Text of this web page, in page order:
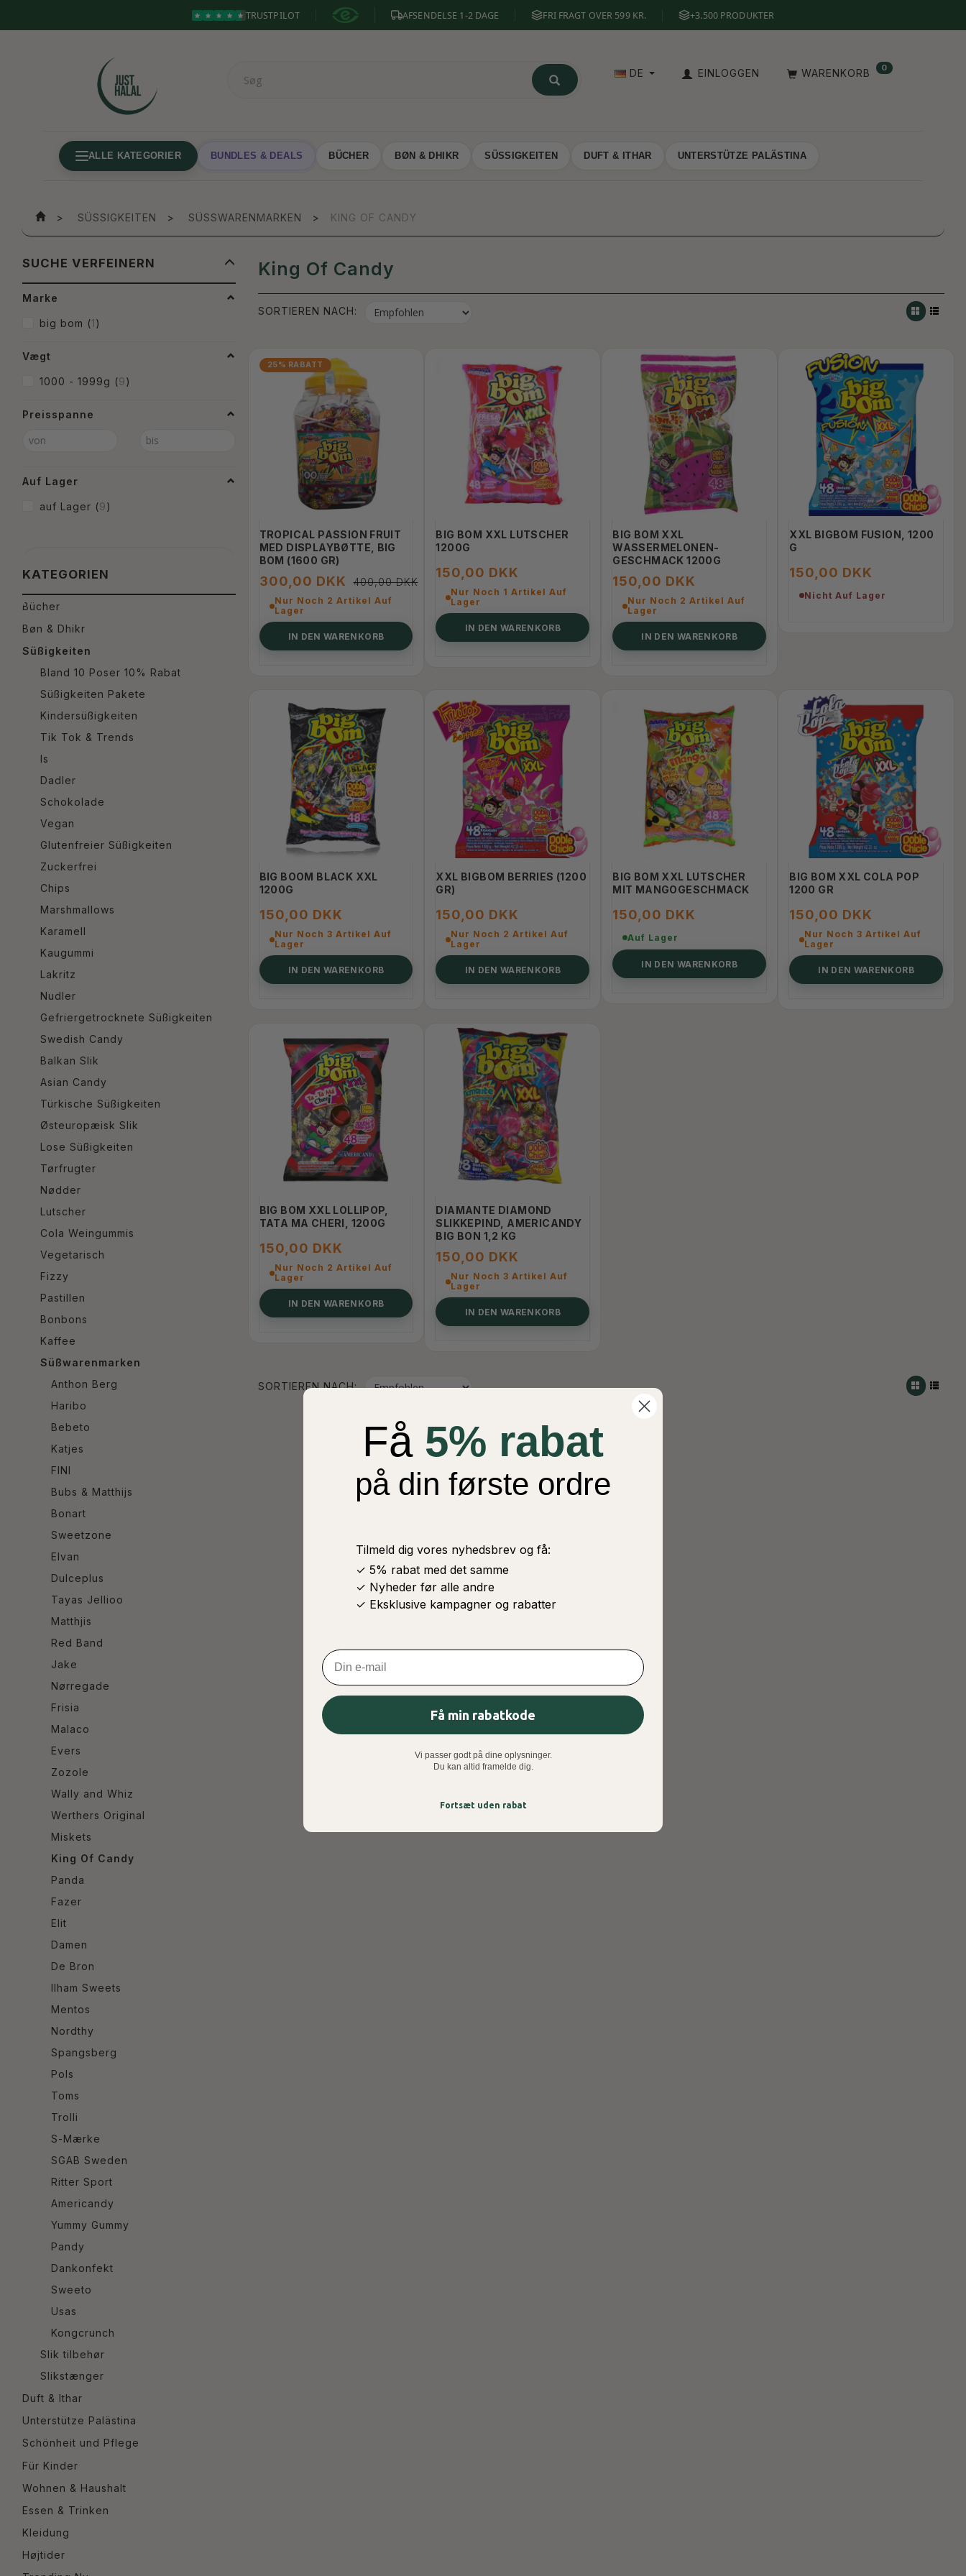
TRUSTPILOT AFSENDELSE 1-2 DAGE FRI FRAGT OVER 599 KR. +3.500 PRODUKTER
DE EINLOGGEN WARENKORB 0
ALLE KATEGORIER BUNDLES & DEALS BÜCHER BØN & DHIKR SÜSSIGKEITEN DUFT & ITHAR UNTERSTÜTZE PALÄSTINA
SÜSSIGKEITEN SÜSSWARENMARKEN KING OF CANDY
SUCHE VERFEINERN ANZEIGENFILTER
Marke
big bom (1)
Vægt
1000 - 1999g (9)
Preisspanne
Auf Lager
auf Lager (9)
KATEGORIEN
Bücher
Bøn & Dhikr
Süßigkeiten
Bland 10 Poser 10% Rabat
Süßigkeiten Pakete
Kindersüßigkeiten
Tik Tok & Trends
Is
Dadler
Schokolade
Vegan
Glutenfreier Süßigkeiten
Zuckerfrei
Chips
Marshmallows
Karamell
Kaugummi
Lakritz
Nudler
Gefriergetrocknete Süßigkeiten
Swedish Candy
Balkan Slik
Asian Candy
Türkische Süßigkeiten
Østeuropæisk Slik
Lose Süßigkeiten
Tørfrugter
Nødder
Lutscher
Cola Weingummis
Vegetarisch
Fizzy
Pastillen
Bonbons
Kaffee
Süßwarenmarken
Anthon Berg
Haribo
Bebeto
Katjes
FINI
Bubs & Matthijs
Bonart
Sweetzone
Elvan
Dulceplus
Tayas Jellioo
Matthjis
Red Band
Jake
Nørregade
Frisia
Malaco
Evers
Zozole
Wally and Whiz
Werthers Original
Miskets
King Of Candy
Panda
Fazer
Elit
Damen
De Bron
Ilham Sweets
Mentos
Nordthy
Spangsberg
Pols
Toms
Trolli
S-Mærke
SGAB Sweden
Ritter Sport
Americandy
Yummy Gummy
Pandy
Dankonfekt
Sweeto
Usas
Kongcrunch
Slik tilbehør
Slikstænger
Duft & Ithar
Unterstütze Palästina
Schönheit und Pflege
Für Kinder
Wohnen & Haushalt
Essen & Trinken
Kleidung
Højtider
King Of Candy
SORTIEREN NACH:
25% RABATT
TROPICAL PASSION FRUIT
MED DISPLAYBØTTE, BIG
BOM (1600 GR)
300,00 DKK 400,00 DKK
Nur Noch 2 Artikel Auf
Lager
IN DEN WARENKORB
BIG BOM XXL LUTSCHER
1200G
150,00 DKK
Nur Noch 1 Artikel Auf
Lager
IN DEN WARENKORB
BIG BOM XXL
WASSERMELONEN-
GESCHMACK 1200G
150,00 DKK
Nur Noch 2 Artikel Auf
Lager
IN DEN WARENKORB
XXL BIGBOM FUSION, 1200
G
150,00 DKK
Nicht Auf Lager
BIG BOOM BLACK XXL
1200G
150,00 DKK
Nur Noch 3 Artikel Auf
Lager
IN DEN WARENKORB
XXL BIGBOM BERRIES (1200
GR)
150,00 DKK
Nur Noch 2 Artikel Auf
Lager
IN DEN WARENKORB
BIG BOM XXL LUTSCHER
MIT MANGOGESCHMACK
150,00 DKK
Auf Lager
IN DEN WARENKORB
BIG BOM XXL COLA POP
1200 GR
150,00 DKK
Nur Noch 3 Artikel Auf
Lager
IN DEN WARENKORB
BIG BOM XXL LOLLIPOP,
TATA MA CHERI, 1200G
150,00 DKK
Nur Noch 2 Artikel Auf
Lager
IN DEN WARENKORB
DIAMANTE DIAMOND
SLIKKEPIND, AMERICANDY
BIG BON 1,2 KG
150,00 DKK
Nur Noch 3 Artikel Auf
Lager
IN DEN WARENKORB
SORTIEREN NACH:
Få 5% rabat
på din første ordre
Tilmeld dig vores nyhedsbrev og få:
✓ 5% rabat med det samme
✓ Nyheder før alle andre
✓ Eksklusive kampagner og rabatter
Email
Få min rabatkode
Vi passer godt på dine oplysninger.
Du kan altid framelde dig.
Fortsæt uden rabat